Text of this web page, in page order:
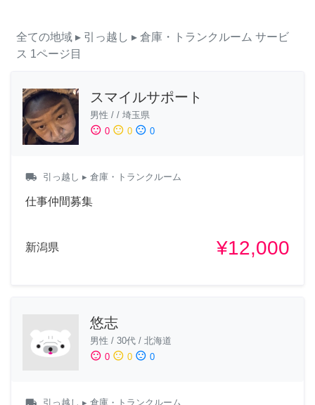
全ての地域 ▸ 引っ越し ▸ 倉庫・トランクルーム サービ
ス 1ページ目
スマイルサポート
男性 / / 埼玉県
sentiment_satisfied 0 sentiment_neutral 0 sentiment_dissatisfied 0
local_shipping 引っ越し ▸ 倉庫・トランクルーム
仕事仲間募集
新潟県 ¥12,000
悠志
男性 / 30代 / 北海道
sentiment_satisfied 0 sentiment_neutral 0 sentiment_dissatisfied 0
local_shipping 引っ越し ▸ 倉庫・トランクルーム